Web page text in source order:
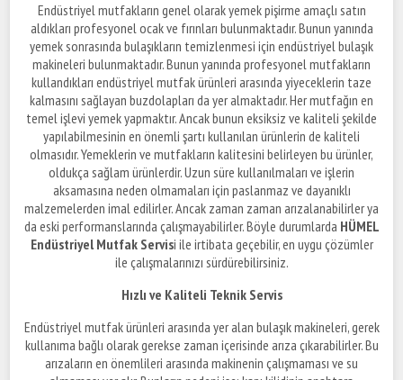
Endüstriyel mutfakların genel olarak yemek pişirme amaçlı satın
aldıkları profesyonel ocak ve fırınları bulunmaktadır. Bunun yanında
yemek sonrasında bulaşıkların temizlenmesi için endüstriyel bulaşık
makineleri bulunmaktadır. Bunun yanında profesyonel mutfakların
kullandıkları endüstriyel mutfak ürünleri arasında yiyeceklerin taze
kalmasını sağlayan buzdolapları da yer almaktadır. Her mutfağın en
temel işlevi yemek yapmaktır. Ancak bunun eksiksiz ve kaliteli şekilde
yapılabilmesinin en önemli şartı kullanılan ürünlerin de kaliteli
olmasıdır. Yemeklerin ve mutfakların kalitesini belirleyen bu ürünler,
oldukça sağlam ürünlerdir. Uzun süre kullanılmaları ve işlerin
aksamasına neden olmamaları için paslanmaz ve dayanıklı
malzemelerden imal edilirler. Ancak zaman zaman arızalanabilirler ya
da eski performanslarında çalışmayabilirler. Böyle durumlarda HÜMEL
Endüstriyel Mutfak Servisi ile irtibata geçebilir, en uygu çözümler
ile çalışmalarınızı sürdürebilirsiniz.
Hızlı ve Kaliteli Teknik Servis
Endüstriyel mutfak ürünleri arasında yer alan bulaşık makineleri, gerek
kullanıma bağlı olarak gerekse zaman içerisinde arıza çıkarabilirler. Bu
arızaların en önemlileri arasında makinenin çalışmaması ve su